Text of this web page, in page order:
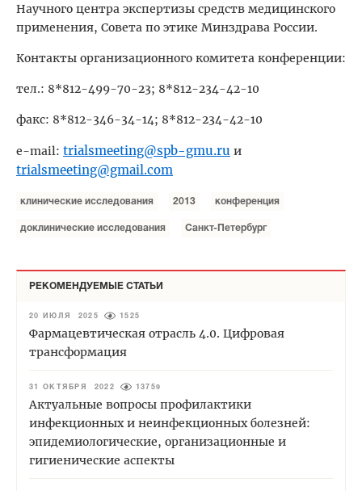
Научного центра экспертизы средств медицинского
применения, Совета по этике Минздрава России.
Контакты организационного комитета конференции:
тел.: 8*812-499-70-23; 8*812-234-42-10
факс: 8*812-346-34-14; 8*812-234-42-10
e-mail: trialsmeeting@spb-gmu.ru и
trialsmeeting@gmail.com
клинические исследования 2013 конференция
доклинические исследования Санкт-Петербург
РЕКОМЕНДУЕМЫЕ СТАТЬИ
20 ИЮЛЯ 2025 1525
Фармацевтическая отрасль 4.0. Цифровая
трансформация
31 ОКТЯБРЯ 2022 13759
Актуальные вопросы профилактики
инфекционных и неинфекционных болезней:
эпидемиологические, организационные и
гигиенические аспекты